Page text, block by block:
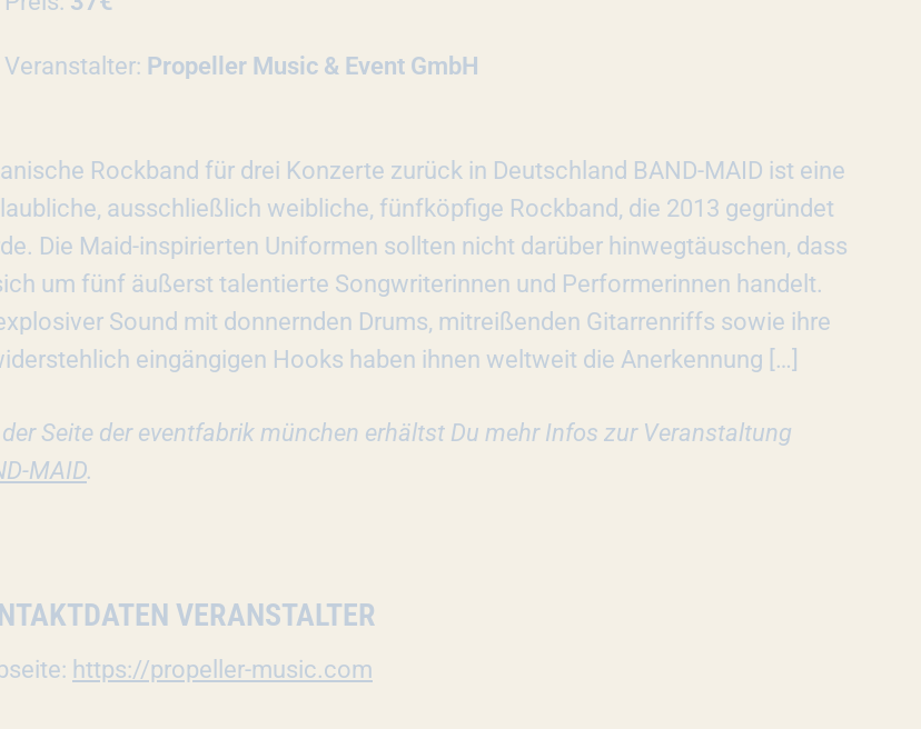
Veranstalter: Propeller Music & Event GmbH
Rockband für drei Konzerte zurück in Deutschland BAND-MAID ist eine
ausschließlich weibliche, fünfköpfige Rockband, die 2013 gegründet
Die Maid-inspirierten Uniformen sollten nicht darüber hinwegtäuschen, dass
um fünf äußerst talentierte Songwriterinnen und Performerinnen handelt.
Sound mit donnernden Drums, mitreißenden Gitarrenriffs sowie ihre
eingängigen Hooks haben ihnen weltweit die Anerkennung […]
Seite der eventfabrik münchen erhältst Du mehr Infos zur Veranstaltung
MAID.
VERANSTALTER
https://propeller-music.com